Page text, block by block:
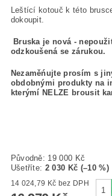
Leštící kotouč k této
dokoupit.
Bruska je nová -
odzkoušená se zárukou.
Nezaměńujte prosím s
obdobnými produkty na
kterýmí NELZE brousit
Původně: 19 000 Kč
Ušetříte: 2 030 Kč (–10 %)
14 024,79 Kč bez DPH